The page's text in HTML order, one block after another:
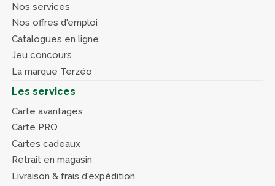
Nos services
Nos offres d'emploi
Catalogues en ligne
Jeu concours
La marque Terzéo
Les services
Carte avantages
Carte PRO
Cartes cadeaux
Retrait en magasin
Livraison & frais d'expédition